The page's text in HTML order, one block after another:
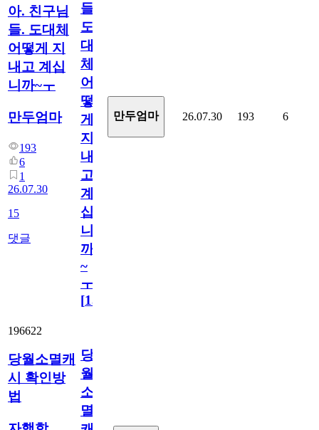
아. 친구님
들. 도대체
어떻게 지
내고 계십
니까~ㅜ
만두엄마
193
6
1
26.07.30
15
댓글
들.
도
대
체
어
떻
게
지
내
고
계
십
니
까
~
ㅜ
[15
만두엄마 26.07.30 193 6
196622
당월소멸캐
시 확인방
법
당
월
소
멸